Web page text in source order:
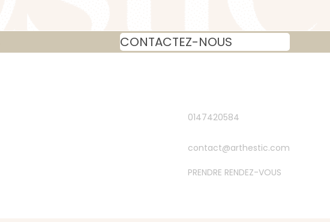
CONTACTEZ-NOUS
0147420584
contact@arthestic.com
PRENDRE RENDEZ-VOUS